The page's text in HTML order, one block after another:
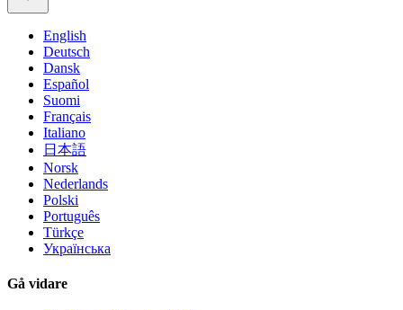
English
Deutsch
Dansk
Español
Suomi
Français
Italiano
日本語
Norsk
Nederlands
Polski
Português
Türkçe
Українська
Gå vidare